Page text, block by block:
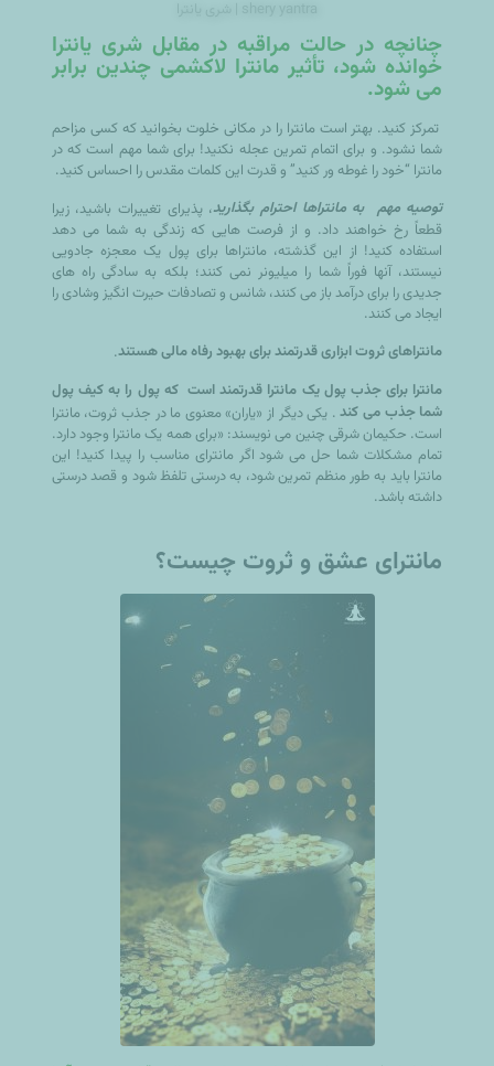
چنانچه در حالت مراقبه در مقابلشری یانترا
خوانده شود، تأثیر مانترا لاکشمی چندین برابر
می شود.
تمرکز کنید. بهتر است مانترا را در مکانی خلوت بخوانید که کسی مزاحم
شما نشود. و برای اتمام تمرین عجله نکنید! برای شما مهم است که در
مانترا “خود را غوطه ور کنید” و قدرت این کلمات مقدس را احساس کنید.
توصیه مهم به مانتراها احترام بگذارید، پذیرای تغییرات باشید، زیرا
قطعاً رخ خواهند داد. و از فرصت هایی که زندگی به شما می دهد
استفاده کنید! از این گذشته، مانتراها برای پول یک معجزه جادویی
نیستند، آنها فوراً شما را میلیونر نمی کنند؛ بلکه به سادگی راه های
جدیدی را برای درآمد باز می کنند، شانس و تصادفات حیرت انگیز وشادی را
ایجاد می کنند.
مانتراهای ثروت ابزاری قدرتمند برای بهبود رفاه مالی هستند.
مانترا برای جذب پول یک مانترا قدرتمند است که پول را به کیف پول
شما جذب می کند. یکی دیگر از «یاران» معنوی ما در جذب ثروت، مانترا
است. حکیمان شرقی چنین می نویسند: «برای همه یک مانترا وجود دارد.
تمام مشکلات شما حل می شود اگر مانترای مناسب را پیدا کنید! این
مانترا باید به طور منظم تمرین شود، به درستی تلفظ شود و قصد درستی
داشته باشد.
مانترای عشق و ثروت چیست؟